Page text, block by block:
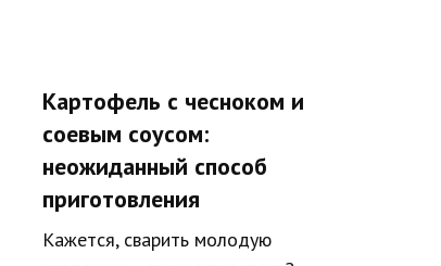
Картофель с чесноком и
соевым соусом:
неожиданный способ
приготовления
Кажется, сварить молодую